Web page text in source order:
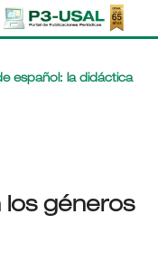
español: la didáctica
géneros